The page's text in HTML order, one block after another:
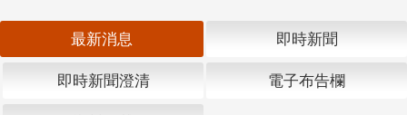
最新消息 即時新聞
即時新聞澄清 電子布告欄